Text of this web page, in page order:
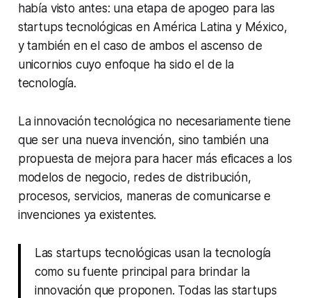
había visto antes: una etapa de apogeo para las
startupstecnológicas en América Latina y México,
y también en el caso de ambos el ascenso de
unicornios cuyo enfoque ha sido el de la
tecnología.
La innovación tecnológica no necesariamente tiene
que ser una nueva invención, sino también una
propuesta de mejora para hacer más eficaces a los
modelos de negocio, redes de distribución,
procesos, servicios, maneras de comunicarse e
invenciones ya existentes.
Lasstartups tecnológicas usan la tecnología
como su fuente principal para brindar la
innovación que proponen. Todas las startups